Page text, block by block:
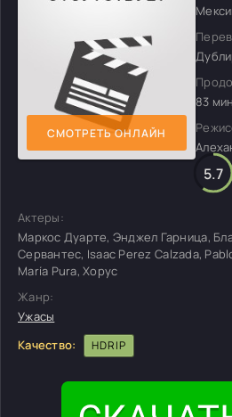
СМОТРЕТЬ ОНЛАЙН
83
5.7
Актеры:
Маркос Дуарте, Энджел Гарница,
Сервантес, Isaac Perez Calzada,
María Pura, Хорус
Жанр:
Ужасы
Качество:
HDRIP